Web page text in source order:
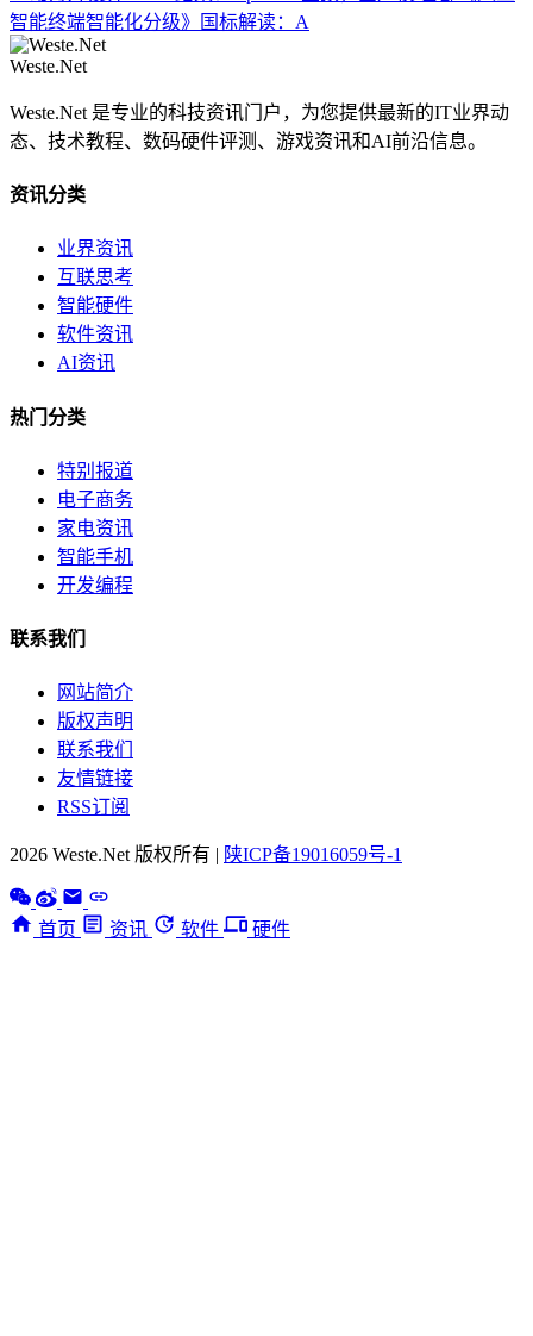
智能终端智能化分级》国标解读：A
Weste.Net
Weste.Net 是专业的科技资讯门户，为您提供最新的IT业界动
态、技术教程、数码硬件评测、游戏资讯和AI前沿信息。
资讯分类
业界资讯
互联思考
智能硬件
软件资讯
AI资讯
热门分类
特别报道
电子商务
家电资讯
智能手机
开发编程
联系我们
网站简介
版权声明
联系我们
友情链接
RSS订阅
2026 Weste.Net 版权所有 | 陕ICP备19016059号-1
首页 资讯 软件 硬件